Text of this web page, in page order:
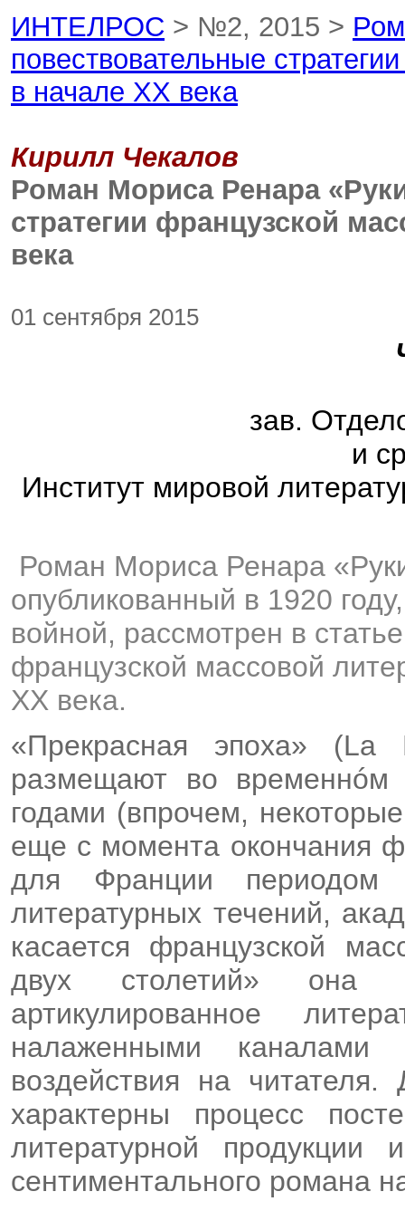
ИНТЕЛРОС > №2, 2015 >
повествовательные
в начале ХХ века
Кирилл Чекалов
Роман Мориса Ренара
стратегии французской
века
01 сентября 2015
зав.
и
Институт мировой
Роман Мориса Ренара
опубликованный в 1920
войной, рассмотрен в
французской массовой
ХХ века.
«Прекрасная эпоха»
размещают во
годами (впрочем,
еще с момента окончания
для Франции периодом
литературных течений,
касается французской
двух столетий» она
артикулированное
налаженными каналами
воздействия на
характерны процесс
литературной
сентиментального романа